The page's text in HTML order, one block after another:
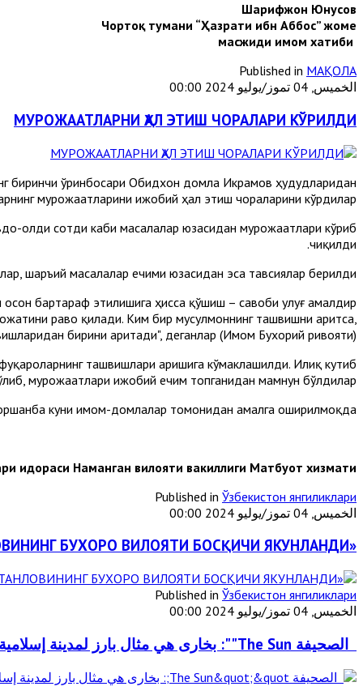
Шарифжон Юнусов
Чортоқ тумани “Ҳазрати ибн Аббос” жоме
Published in МАҚОЛА
الخميس, 04 تموز/يوليو 2024 00:00
МУРОЖААТЛАРНИ ҲАЛ ЭТИШ ЧОРАЛАРИ КЎРИЛДИ
биринчи ўринбосари Обидхон домла Икрамов ҳудудларидан
мурожаатларини ижобий ҳал этиш чораларини кўрдилар.
олди сотди каби масалалар юзасидан мурожаатлари кўриб
чиқилди.
шаръий масалалар ечими юзасидан эса тавсиялар берилди.
бартараф этилишига ҳисса қўшиш – савоби улуғ амалдир!
раво қилади. Ким бир мусулмоннинг ташвишни аритса,
бирини аритади", деганлар (Имом Бухорий ривояти).
ташвишлари аришига кўмаклашилди. Илиқ кутиб
мурожаатлари ижобий ечим топганидан мамнун бўлдилар.
куни имом-домлалар томонидан амалга оширилмоқда.
идораси Наманган вилояти вакиллиги Матбуот хизмати
Published in Ўзбекистон янгиликлари
الخميس, 04 تموز/يوليو 2024 00:00
«ЙИЛ ИМОМИ – 2024» КЎРИК ТАНЛОВИНИНГ БУХОРО ВИЛОЯТИ БОСҚИЧИ ЯКУНЛАНДИ
Published in Ўзбекистон янгиликлари
الخميس, 04 تموز/يوليو 2024 00:00
الصحيفة The Sun"": بخارى هي مثال بارز لمدينة إسلامية من العصور الوسطى في آسيا الوسطى